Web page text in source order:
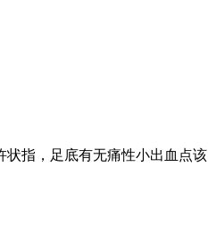
状指，足底有无痛性小出血点该